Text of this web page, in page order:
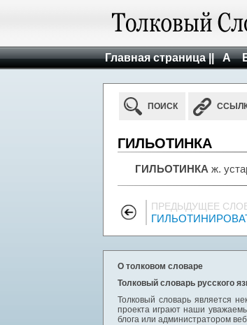
Главная страница || А
ПОИСК
ГИЛЬОТИНКА
ГИЛЬОТИНКА ж.
ПРЕДЫДУЩЕЕ
О толковом словаре
Толковый словарь русского
Толковый словарь является
проекта играют наши
блога или администратором